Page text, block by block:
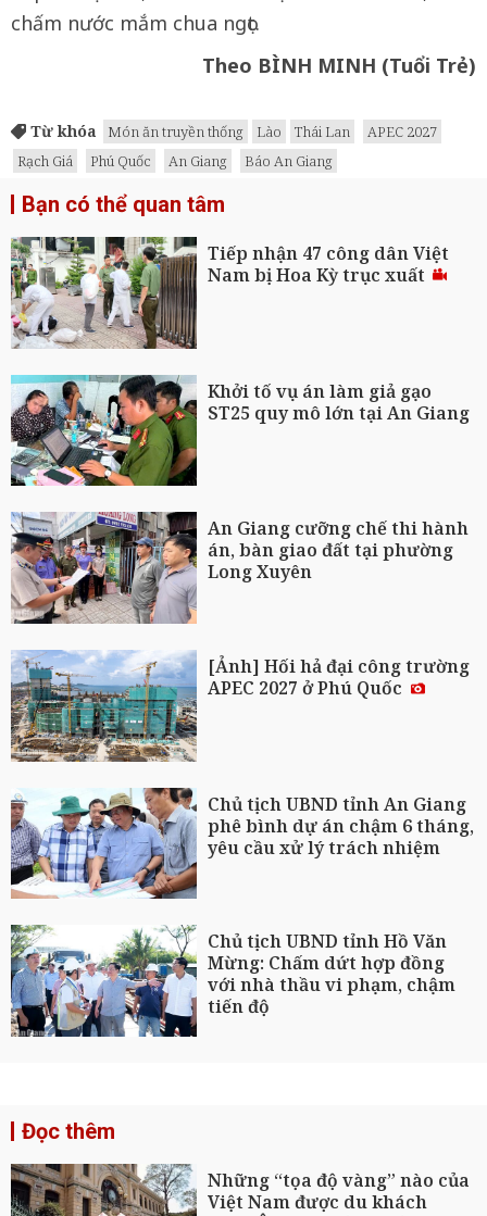
chấm nước mắm chua ngọt.
Theo BÌNH MINH (Tuổi Trẻ)
Từ khóa Món ăn truyền thống Lào Thái Lan
APEC 2027
Rạch Giá
Phú Quốc An Giang Báo An Giang
Bạn có thể quan tâm
Tiếp nhận 47 công dân Việt
Nam bị Hoa Kỳ trục xuất
Khởi tố vụ án làm giả gạo
ST25 quy mô lớn tại An Giang
An Giang cưỡng chế thi hành
án, bàn giao đất tại phường
Long Xuyên
[Ảnh] Hối hả đại công trường
APEC 2027 ở Phú Quốc
Chủ tịch UBND tỉnh An Giang
phê bình dự án chậm 6 tháng,
yêu cầu xử lý trách nhiệm
Chủ tịch UBND tỉnh Hồ Văn
Mừng: Chấm dứt hợp đồng
với nhà thầu vi phạm, chậm
tiến độ
Đọc thêm
Những “tọa độ vàng” nào của
Việt Nam được du khách